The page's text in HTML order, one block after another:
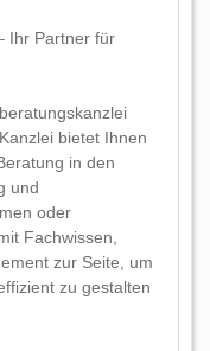
Ihr Partner für
bietet Ihnen
in den
und
oder
Fachwissen,
zur Seite, um
zu gestalten